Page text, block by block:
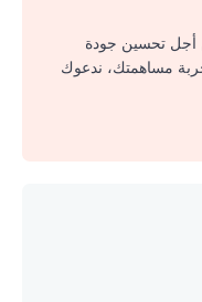
أجل تحسين جودة
مساهمتك، ندعوك